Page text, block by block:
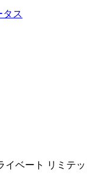
タス
イベート リミテ